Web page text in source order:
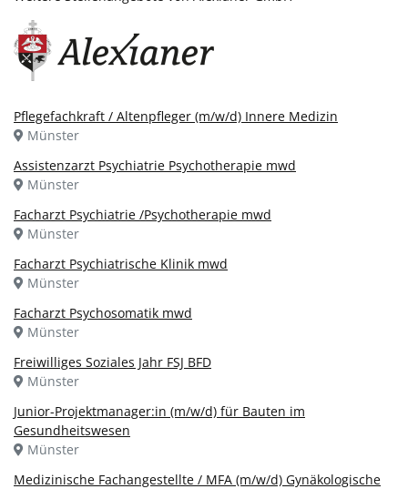
Pflegefachkraft / Altenpfleger (m/w/d) Innere Medizin
Münster
Assistenzarzt Psychiatrie Psychotherapie mwd
Münster
Facharzt Psychiatrie /Psychotherapie mwd
Münster
Facharzt Psychiatrische Klinik mwd
Münster
Facharzt Psychosomatik mwd
Münster
Freiwilliges Soziales Jahr FSJ BFD
Münster
Junior-Projektmanager:in (m/w/d) für Bauten im
Gesundheitswesen
Münster
Medizinische Fachangestellte / MFA (m/w/d) Gynäkologische